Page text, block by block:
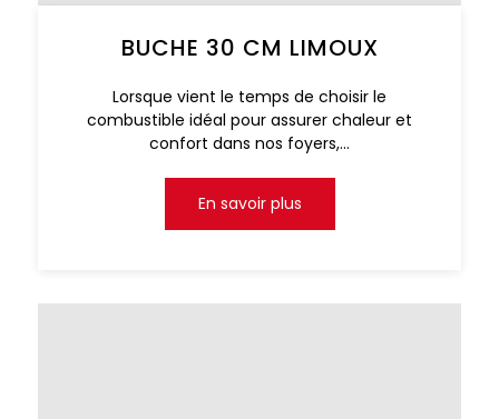
BUCHE 30 CM LIMOUX
Lorsque vient le temps de choisir le
combustible idéal pour assurer chaleur et
confort dans nos foyers,...
En savoir plus